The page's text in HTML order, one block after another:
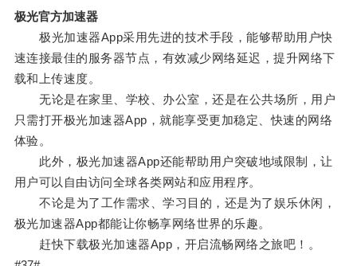
极光官方加速器
极光加速器App采用先进的技术手段，能够帮助用户快
速连接最佳的服务器节点，有效减少网络延迟，提升网络下
载和上传速度。
无论是在家里、学校、办公室，还是在公共场所，用户
只需打开极光加速器App，就能享受更加稳定、快速的网络
体验。
此外，极光加速器App还能帮助用户突破地域限制，让
用户可以自由访问全球各类网站和应用程序。
不论是为了工作需求、学习目的，还是为了娱乐休闲，
极光加速器App都能让你畅享网络世界的乐趣。
赶快下载极光加速器App，开启流畅网络之旅吧！。